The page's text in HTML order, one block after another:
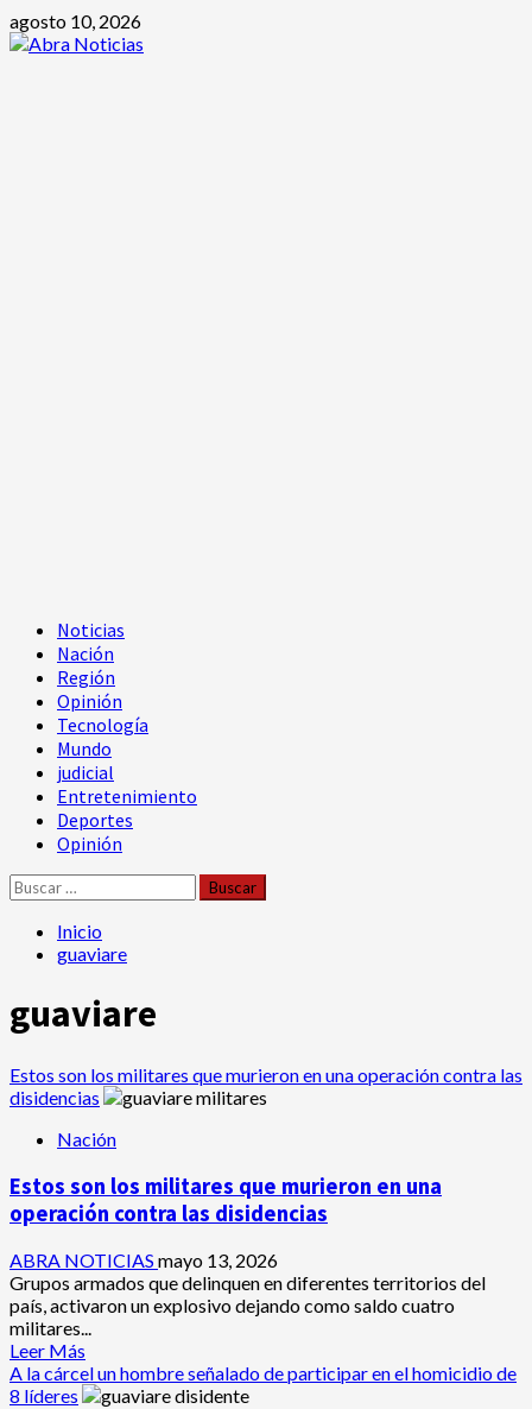
Saltar
al
agosto 10, 2026
Menú
principal
Noticias
Nación
Región
Opinión
Tecnología
Mundo
judicial
Entretenimiento
Deportes
Opinión
Buscar:
Inicio
guaviare
guaviare
Estos son los militares que murieron en una operación contra las
disidencias
Nación
Estos son los militares que murieron en una
operación contra las disidencias
ABRA NOTICIAS mayo 13, 2026
Grupos armados que delinquen en diferentes territorios del
país, activaron un explosivo dejando como saldo cuatro
militares...
Leer Más
más
acerca
A la cárcel un hombre señalado de participar en el homicidio de
8 líderes